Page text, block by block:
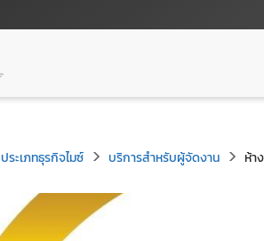
ประเภทธุรกิจไมซ์ บริการสำหรับผู้จัดงาน ห้า